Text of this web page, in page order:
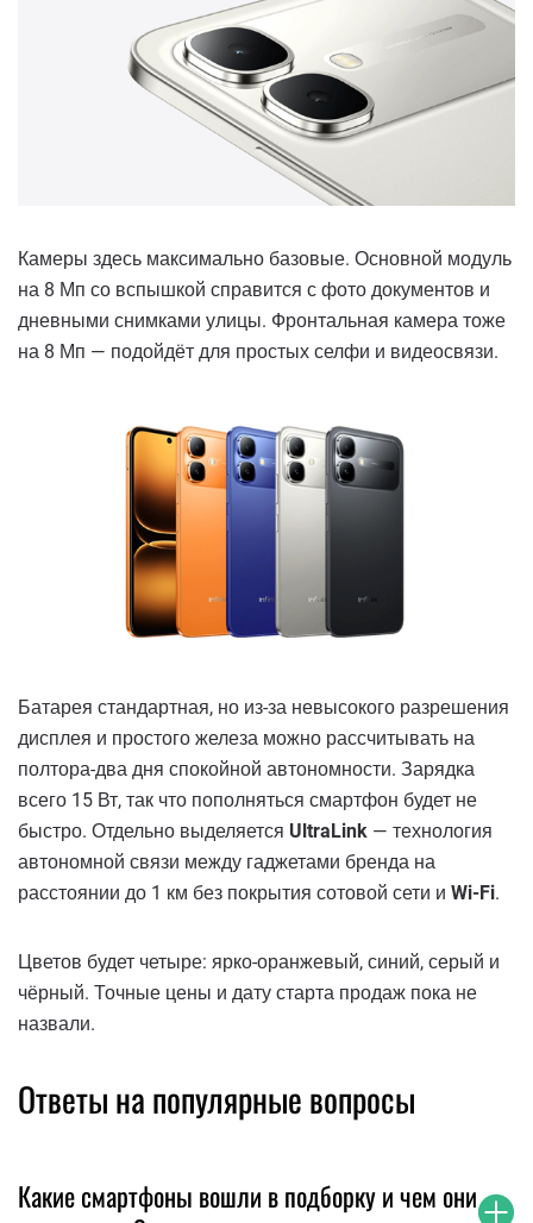
Камеры здесь максимально базовые. Основной модуль
на 8 Мп со вспышкой справится с фото документов и
дневными снимками улицы. Фронтальная камера тоже
на 8 Мп — подойдёт для простых селфи и видеосвязи.
Батарея стандартная, но из-за невысокого разрешения
дисплея и простого железа можно рассчитывать на
полтора-два дня спокойной автономности. Зарядка
всего 15 Вт, так что пополняться смартфон будет не
быстро. Отдельно выделяется UltraLink — технология
автономной связи между гаджетами бренда на
расстоянии до 1 км без покрытия сотовой сети и Wi-Fi.
Цветов будет четыре: ярко-оранжевый, синий, серый и
чёрный. Точные цены и дату старта продаж пока не
назвали.
Ответы на популярные вопросы
Какие смартфоны вошли в подборку и чем они